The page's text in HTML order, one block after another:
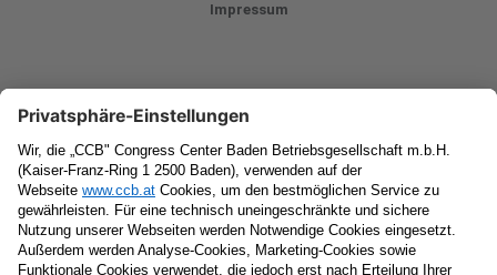
Impressum
Newsletter
Vorname
Nachname